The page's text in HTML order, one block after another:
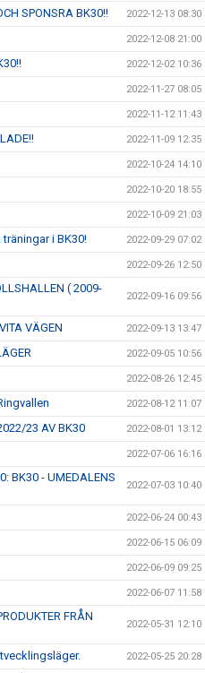
SPONSRA BK30!! 2022-12-13 08:30
2022-12-08 21:00
2022-12-02 10:36
2022-11-27 08:05
2022-11-12 11:43
2022-11-09 12:35
2022-10-24 14:10
2022-10-20 18:55
2022-10-09 21:03
i BK30! 2022-09-29 07:02
2022-09-26 12:50
( 2009-
2022-09-16 09:56
VÄGEN 2022-09-13 13:47
2022-09-05 10:56
2022-08-26 12:45
2022-08-12 11:07
23 AV BK30 2022-08-01 13:12
2022-07-06 16:16
BK30 - UMEDALENS
2022-07-03 10:40
2022-06-24 00:43
2022-06-15 06:09
2022-06-09 09:25
2022-06-07 11:58
FRÅN
2022-05-31 12:10
2022-05-25 20:28